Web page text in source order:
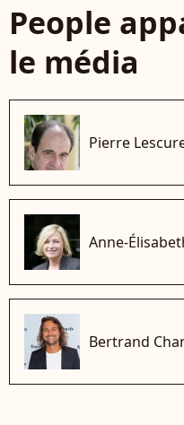
People
le média
Pierre
Anne-
Bertrand